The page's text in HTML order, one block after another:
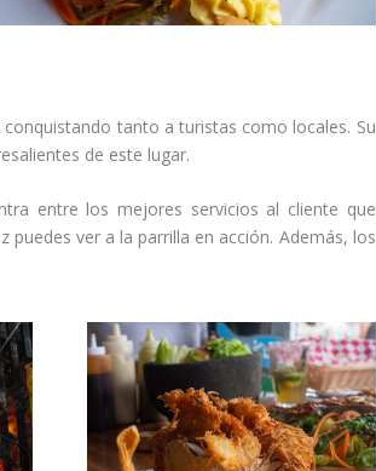
tanto a turistas como locales. Su
de este lugar.
entre los mejores servicios al cliente que
puedes ver a la parrilla en acción. Además, los